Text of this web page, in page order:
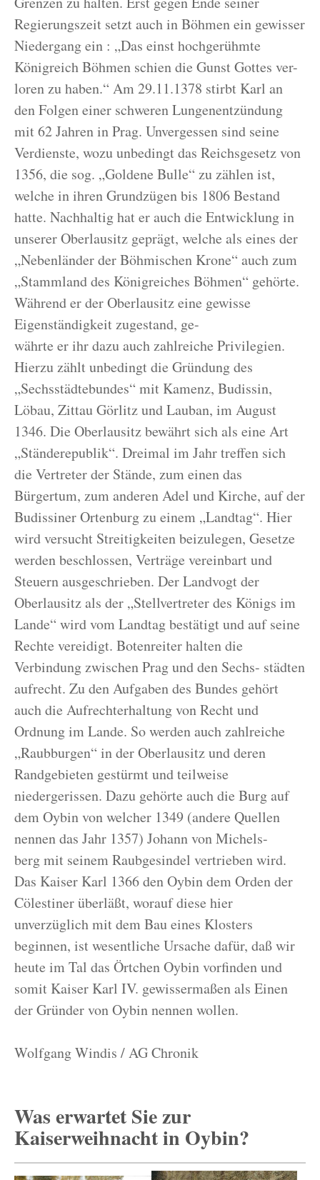
Regierungszeit setzt auch in Böhmen ein gewisser
Niedergang ein : „Das einst hochgerühmte
Königreich Böhmen schien die Gunst Gottes ver-
loren zu haben.“ Am 29.11.1378 stirbt Karl an
den Folgen einer schweren Lungenentzündung
mit 62 Jahren in Prag. Unvergessen sind seine
Verdienste, wozu unbedingt das Reichsgesetz von
1356, die sog. „Goldene Bulle“ zu zählen ist,
welche in ihren Grundzügen bis 1806 Bestand
hatte. Nachhaltig hat er auch die Entwicklung in
unserer Oberlausitz geprägt, welche als eines der
„Nebenländer der Böhmischen Krone“ auch zum
„Stammland des Königreiches Böhmen“ gehörte.
Während er der Oberlausitz eine gewisse
Eigenständigkeit zugestand, ge-
währte er ihr dazu auch zahlreiche Privilegien.
Hierzu zählt unbedingt die Gründung des
„Sechsstädtebundes“ mit Kamenz, Budissin,
Löbau, Zittau Görlitz und Lauban, im August
1346. Die Oberlausitz bewährt sich als eine Art
„Ständerepublik“. Dreimal im Jahr treffen sich
die Vertreter der Stände, zum einen das
Bürgertum, zum anderen Adel und Kirche, auf der
Budissiner Ortenburg zu einem „Landtag“. Hier
wird versucht Streitigkeiten beizulegen, Gesetze
werden beschlossen, Verträge vereinbart und
Steuern ausgeschrieben. Der Landvogt der
Oberlausitz als der „Stellvertreter des Königs im
Lande“ wird vom Landtag bestätigt und auf seine
Rechte vereidigt. Botenreiter halten die
Verbindung zwischen Prag und den Sechs- städten
aufrecht. Zu den Aufgaben des Bundes gehört
auch die Aufrechterhaltung von Recht und
Ordnung im Lande. So werden auch zahlreiche
„Raubburgen“ in der Oberlausitz und deren
Randgebieten gestürmt und teilweise
niedergerissen. Dazu gehörte auch die Burg auf
dem Oybin von welcher 1349 (andere Quellen
nennen das Jahr 1357) Johann von Michels-
berg mit seinem Raubgesindel vertrieben wird.
Das Kaiser Karl 1366 den Oybin dem Orden der
Cölestiner überläßt, worauf diese hier
unverzüglich mit dem Bau eines Klosters
beginnen, ist wesentliche Ursache dafür, daß wir
heute im Tal das Örtchen Oybin vorfinden und
somit Kaiser Karl IV. gewissermaßen als Einen
der Gründer von Oybin nennen wollen.
Wolfgang Windis / AG Chronik
Was erwartet Sie zur
Kaiserweihnacht in Oybin?